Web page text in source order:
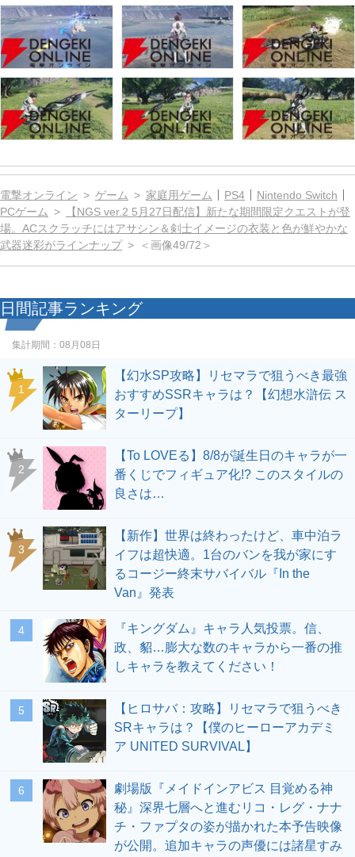
電撃オンライン ゲーム 家庭用ゲーム PS4
Nintendo Switch
PCゲーム
【NGS ver.2 5月27日配信】新たな期間限定クエストが登
場。ACスクラッチにはアサシン＆剣士イメージの衣装と色が鮮やかな
武器迷彩がラインナップ
＜画像49/72＞
日間記事ランキング
集計期間： 08月08日
1
【幻水SP攻略】リセマラで狙うべき最強
おすすめSSRキャラは？【幻想水滸伝 ス
ターリープ】
2
【To LOVEる】8/8が誕生日のキャラが一
番くじでフィギュア化!? このスタイルの
良さは…
3
【新作】世界は終わったけど、車中泊ラ
イフは超快適。1台のバンを我が家にす
るコージー終末サバイバル『In the
Van』発表
4
『キングダム』キャラ人気投票。信、
政、貂…膨大な数のキャラから一番の推
しキャラを教えてください！
5
【ヒロサバ：攻略】リセマラで狙うべき
SRキャラは？【僕のヒーローアカデミ
ア UNITED SURVIVAL】
6
劇場版『メイドインアビス 目覚める神
秘』深界七層へと進むリコ・レグ・ナナ
チ・ファプタの姿が描かれた本予告映像
が公開。追加キャラの声優には諸星すみ